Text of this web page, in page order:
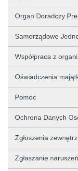
Organ Doradczy
Samorządowe
Współpraca z
Oświadczenia
Pomoc
Ochrona Danych
Zgłoszenia
Zgłaszanie naruszeń